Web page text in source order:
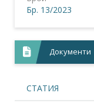
Бр. 13/2023
Документи
СТАТИЯ